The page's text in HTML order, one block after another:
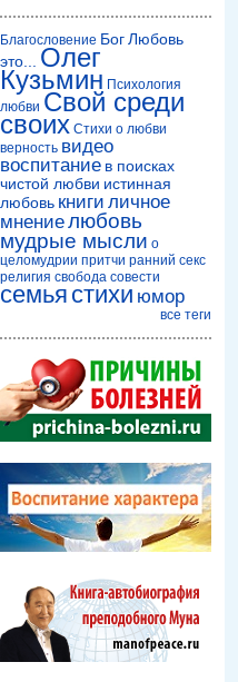
Благословение БогЛюбовь
это...
Олег
Кузьмин Психология
любви Свой среди
своих Стихи о любви
верность видео
воспитание в поисках
чистой любви истинная
любовь книги личное
мнениелюбовь
мудрые мысли о
целомудрии притчи ранний секс
религия свобода совести
семья стихи юмор
все теги